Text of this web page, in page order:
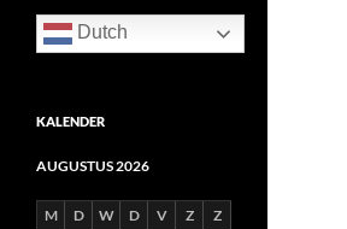
Dutch
KALENDER
AUGUSTUS 2026
M D W D V Z
Z